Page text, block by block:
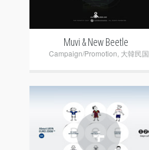
Muvi & New Beetle
Campaign/Promotion 大韓民国
+